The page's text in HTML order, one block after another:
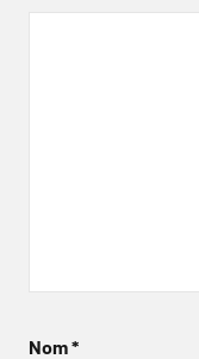
Nom*